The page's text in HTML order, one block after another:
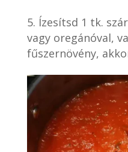
Ízesítsd 1 tk.
vagy oregánóval,
fűszernövény,